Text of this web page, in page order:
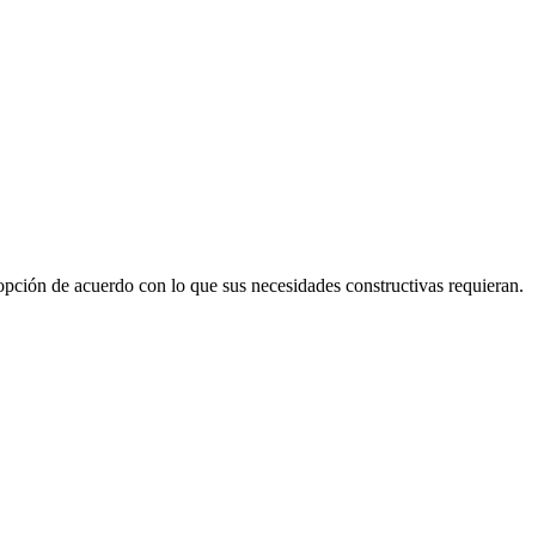
de acuerdo con lo que sus necesidades constructivas requieran.